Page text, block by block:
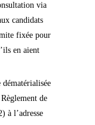
via
candidats
fixée pour
en aient
de
à l’adresse